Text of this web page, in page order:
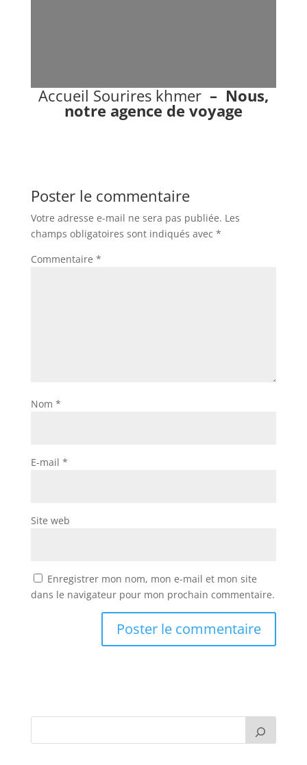
Accueil Sourires khmer – Nous,
notre agence de voyage
Poster le commentaire
Votre adresse e-mail ne sera pas publiée. Les
champs obligatoires sont indiqués avec *
Commentaire *
Nom *
E-mail *
Site web
Enregistrer mon nom, mon e-mail et mon site
dans le navigateur pour mon prochain commentaire.